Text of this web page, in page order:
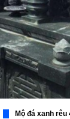
Mộ đá xanh rêu